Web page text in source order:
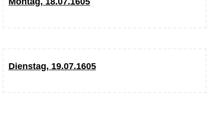
Dienstag, 19.07.1605